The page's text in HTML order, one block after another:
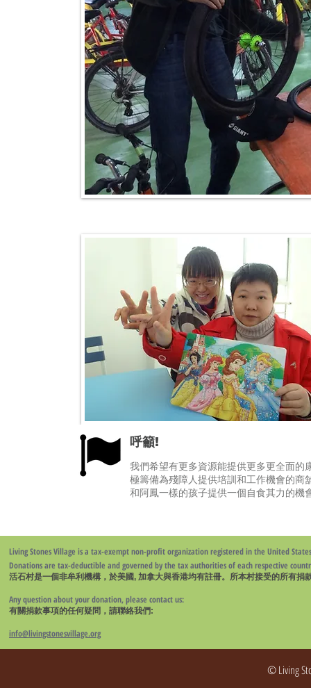
呼籲!
我們希望有更多資源能提供更多更全面的
極籌備為殘障人提供培訓和工作機會的商
和阿鳳一樣的孩子提供一個自食其力的機
Living Stones Village is a tax-exempt non-profit organization registered in the United
Donations are tax-deductible and governed by the tax authorities of each respective
活石村是一個非牟利機構，於美國, 加拿大與香港均有註冊。所本村接受的所有捐
Any question about your donation, please contact us:
有關捐款事項的任何疑問，請聯絡我們:
info@livingstonesvillage.org
© Living